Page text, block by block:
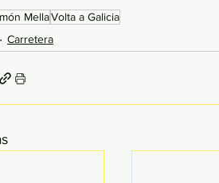
MellaVolta a Galicia
Carretera